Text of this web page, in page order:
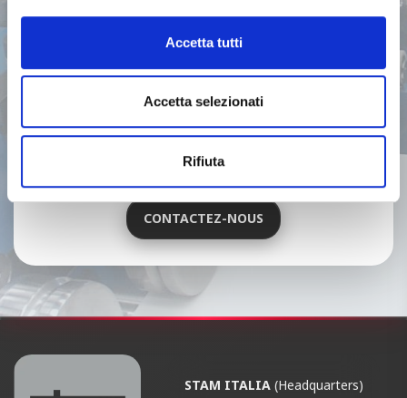
Accetta tutti
Accetta selezionati
Rifiuta
Comment pouvons-nous
vous aider?
Contacter notre réseau commercial ou
notre service d’assistance.
CONTACTEZ-NOUS
STAM ITALIA (Headquarters)